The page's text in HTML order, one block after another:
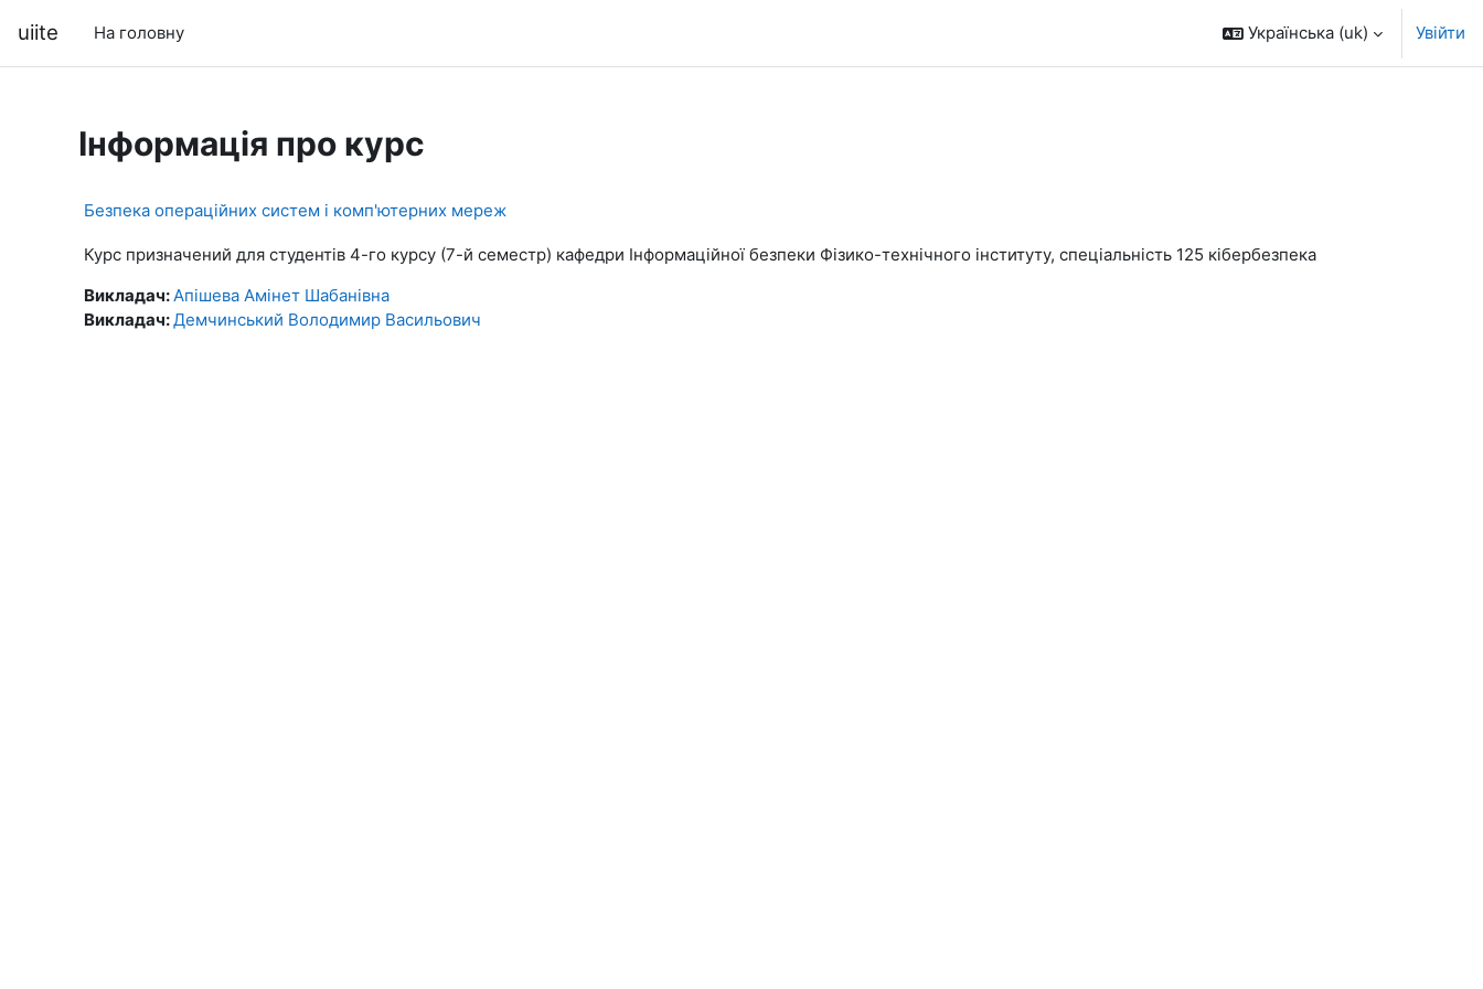
uiite На головну Українська ‎(uk)‎ Увійти
Інформація про курс
Безпека операційних систем і комп'ютерних мереж
Курс призначений для студентів 4-го курсу (7-й семестр) кафедри Інформаційної безпеки Фізико-технічного інституту, спеціальність 125 кібербезпека
Викладач:Апішева Амінет Шабанівна
Викладач:Демчинський Володимир Васильович